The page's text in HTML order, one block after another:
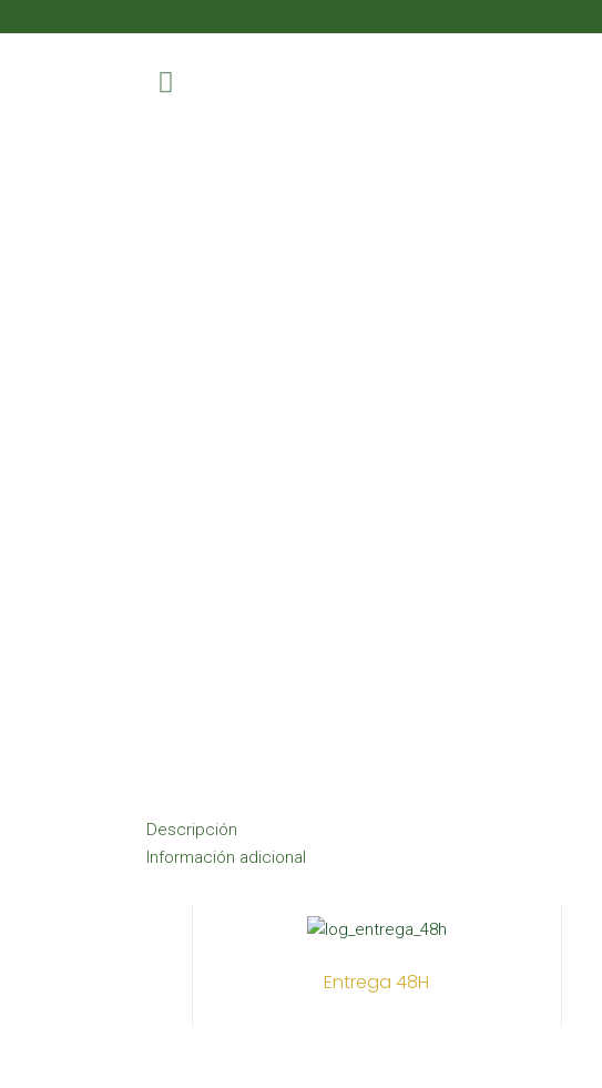
Descripción
Información adicional
Entrega 48H